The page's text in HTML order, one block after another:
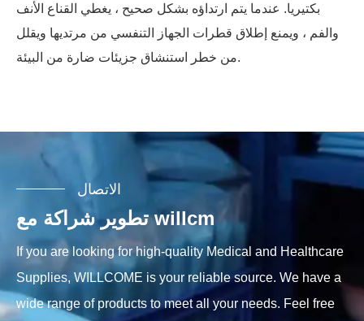
بكتيريا. عندما يتم ارتداؤه بشكل صحيح ، يغطي القناع الأنف
والفم ، ويمنع إطلاق قطرات الجهاز التنفسي من مرتديها ويقلل
من خطر استنشاق جزيئات ضارة من البيئة.
الاتصال
تطوير شراكة مع willcm
If you are looking for high-quality Medical and Healthcare
Supplies, WILLCOME is your reliable source. We have a
wide range of products to meet all your needs. Feel free